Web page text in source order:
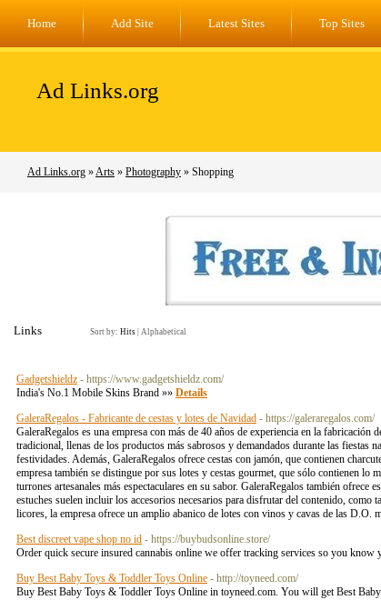
Home Add Site Latest Sites Top Sites
Ad Links.org
Ad Links.org »Arts » Photography » Shopping
Links Sort by: Hits Alphabetical
Gadgetshieldz - https://www.gadgetshieldz.com/
India's No.1 Mobile Skins Brand »» Details
GaleraRegalos - Fabricante de cestas y lotes de Navidad - https://galeraregalos.com/
GaleraRegalos es una empresa con más de 40 años de experiencia en la
tradicional, llenas de los productos más sabrosos y demandados durante las fiestas
festividades​. Además, GaleraRegalos ofrece cestas con jamón, que contienen
empresa también se distingue por sus lotes y cestas gourmet, que sólo contienen
turrones artesanales más espectaculares en su sabor​​. GaleraRegalos también
estuches suelen incluir los accesorios necesarios para disfrutar del contenido, como
licores, la empresa ofrece un amplio abanico de lotes con vinos y cavas de las
Best discreet vape shop no id - https://buybudsonline.store/
Order quick secure insured cannabis online we offer tracking services so you
Buy Best Baby Toys & Toddler Toys Online - http://toyneed.com/
Buy Best Baby Toys & Toddler Toys Online in toyneed.com. You will get Best